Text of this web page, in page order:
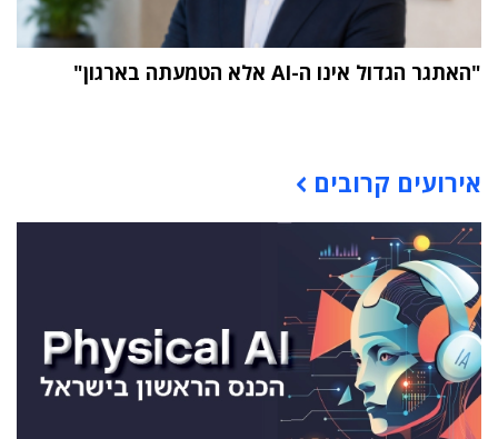
"האתגר הגדול אינו ה-AI אלא הטמעתה בארגון"
אירועים קרובים